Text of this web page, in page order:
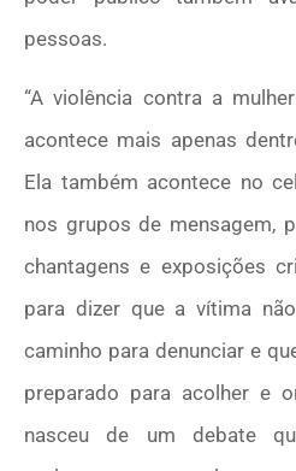
pessoas.
“A violência contra a
acontece mais apenas
Ela também acontece no
nos grupos de mensagem,
chantagens e exposições
para dizer que a vítima
caminho para denunciar e
preparado para acolher e
nasceu de um debate